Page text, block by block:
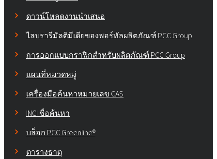
ดาวน์โหลดงานนำเสนอ
ไลบรารีมัลติมีเดียของพอร์ทัลผลิตภัณฑ์ PCC Group
การออกแบบกราฟิกสำหรับผลิตภัณฑ์ PCC Group
แผนที่หมวดหมู่
เครื่องมือค้นหาหมายเลข CAS
INCI ชื่อค้นหา
บล็อก PCC Greenline®
ตารางธาตุ